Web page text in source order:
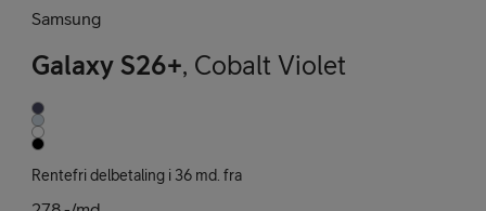
Samsung
Galaxy S26+, Cobalt Violet
Rentefri delbetaling i 36 md. fra